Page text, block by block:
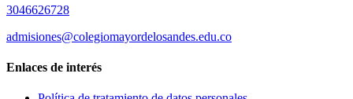
3046626728
admisiones@colegiomayordelosandes.edu.co
Enlaces de interés